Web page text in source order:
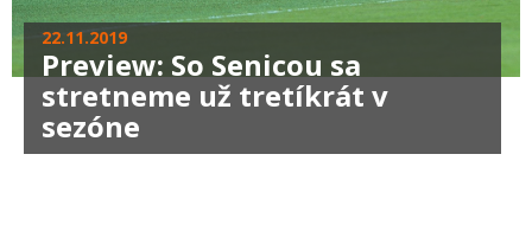
22.11.2019
Preview: So Senicou sa
stretneme už tretíkrát v
sezóne